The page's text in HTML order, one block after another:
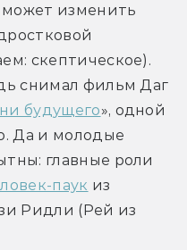
может изменить
скептическое).
снимал фильм Даг
будущего», одной
Да и молодые
главные роли
паук из
Ридли (Рей из